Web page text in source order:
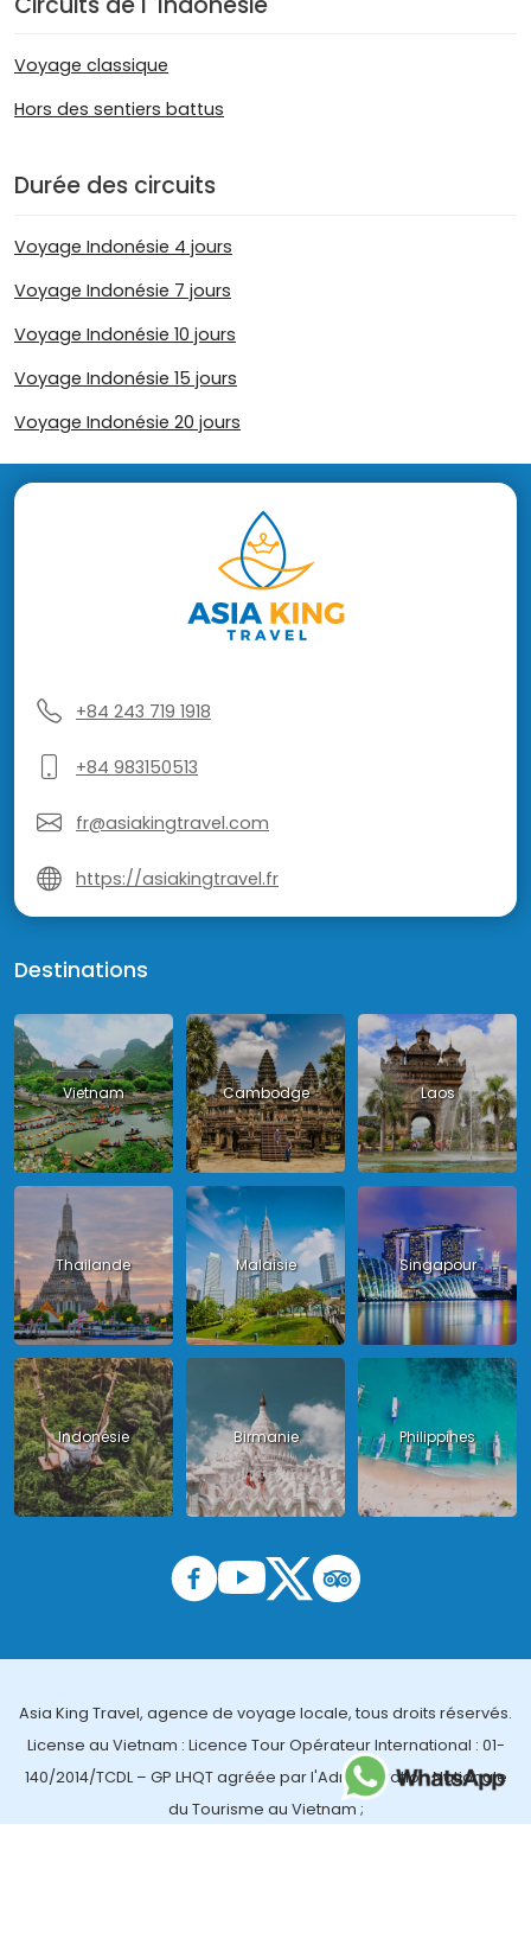
Voyage classique
Hors des sentiers battus
Durée des circuits
Voyage Indonésie 4 jours
Voyage Indonésie 7 jours
Voyage Indonésie 10 jours
Voyage Indonésie 15 jours
Voyage Indonésie 20 jours
+84 243 719 1918
+84 983150513
fr@asiakingtravel.com
https://asiakingtravel.fr
Destinations
Vietnam Cambodge Laos
Thailande Malaisie Singapour
Indonésie Birmanie Philippines
Asia King Travel, agence de voyage locale, tous droits réservés.
License au Vietnam : Licence Tour Opérateur International : 01-
140/2014/TCDL – GP LHQT agréée par l'Administration Nationale
du Tourisme au Vietnam ;